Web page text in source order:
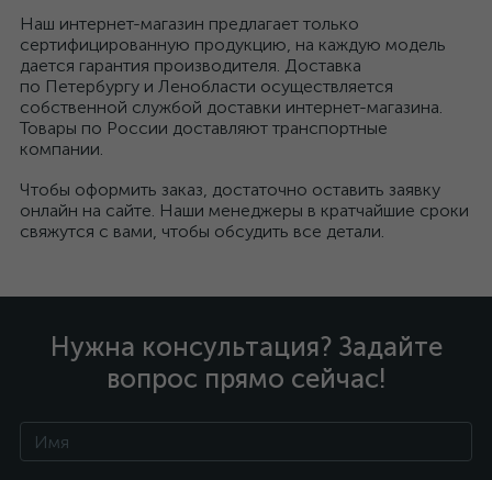
Наш интернет-магазин предлагает только
сертифицированную продукцию, на каждую модель
дается гарантия производителя. Доставка
по Петербургу и Ленобласти осуществляется
собственной службой доставки интернет-магазина.
Товары по России доставляют транспортные
компании.
Чтобы оформить заказ, достаточно оставить заявку
онлайн на сайте. Наши менеджеры в кратчайшие сроки
свяжутся с вами, чтобы обсудить все детали.
Нужна консультация? Задайте
вопрос прямо сейчас!